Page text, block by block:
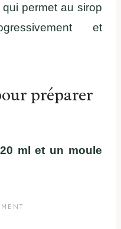
qui permet au sirop
et
préparer
ml et un moule